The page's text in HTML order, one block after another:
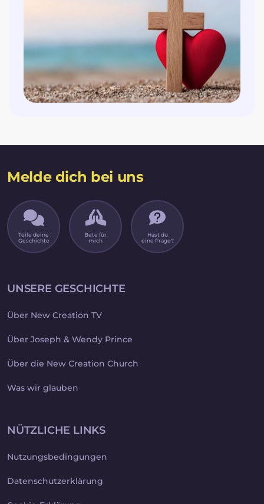
Melde dich bei uns
Teile deine
Geschichte
Bete für
mich
Hast du
eine Frage?
UNSERE GESCHICHTE
Über New Creation TV
Über Joseph & Wendy Prince
Über die New Creation Church
Was wir glauben
NÜTZLICHE LINKS
Nutzungsbedingungen
Datenschutzerklärung